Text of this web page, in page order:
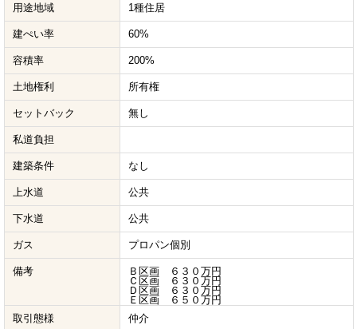
用途地域 1種住居
建ぺい率 60%
容積率 200%
土地権利 所有権
セットバック 無し
私道負担
建築条件 なし
上水道 公共
下水道 公共
ガス プロパン個別
備考
Ｂ区画 ６３０万円
Ｃ区画 ６３０万円
Ｄ区画 ６３０万円
Ｅ区画 ６５０万円
取引態様
仲介